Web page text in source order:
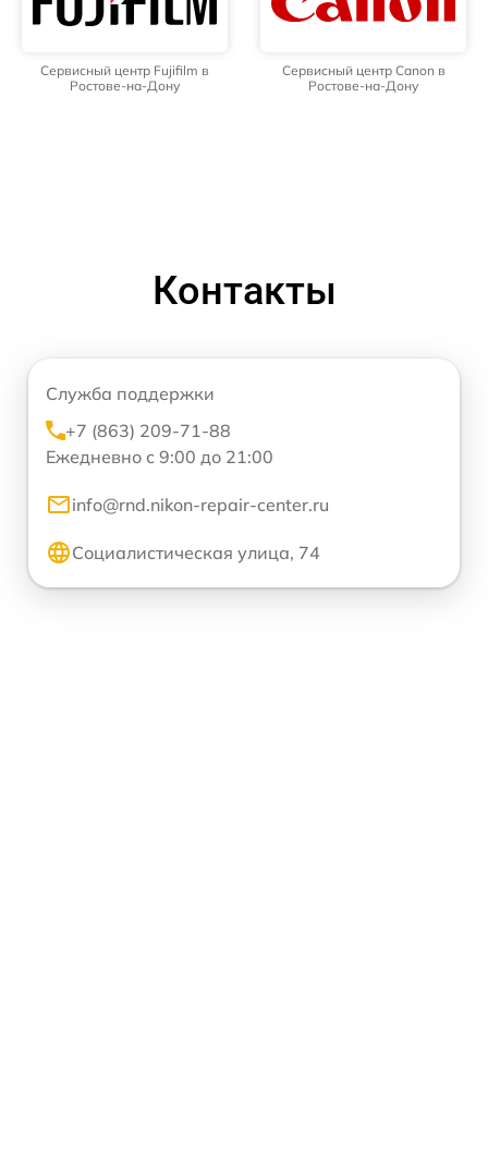
Сервисный центр Fujifilm в
Ростове-на-Дону
Сервисный центр Canon в
Ростове-на-Дону
Контакты
Служба поддержки
+7 (863) 209-71-88
Ежедневно с 9:00 до 21:00
info@rnd.nikon-repair-center.ru
Социалистическая улица, 74